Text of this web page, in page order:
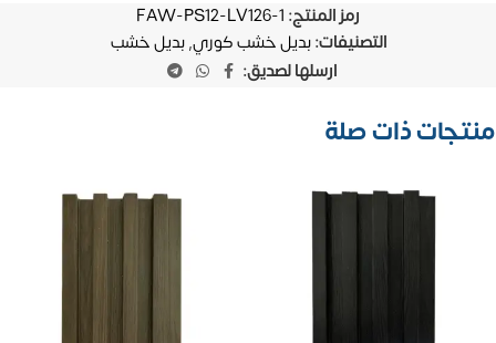
رمز المنتج: FAW-PS12-LV126-1
التصنيفات:بديل خشب كوري,بديل خشب
ارسلها لصديق:
منتجات ذات صلة